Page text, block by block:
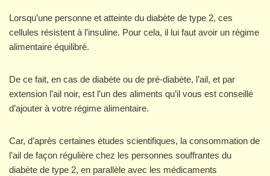
Lorsqu’une personne et atteinte du diabète de type 2, ces
cellules résistent à l’insuline. Pour cela, il lui faut avoir un régime
alimentaire équilibré.
De ce fait, en cas de diabète ou de pré-diabète, l’ail, et par
extension l’ail noir, est l’un des aliments qu’il vous est conseillé
d’ajouter à votre régime alimentaire.
Car, d’après certaines études scientifiques, la consommation de
l’ail de façon régulière chez les personnes souffrantes du
diabète de type 2, en parallèle avec les médicaments